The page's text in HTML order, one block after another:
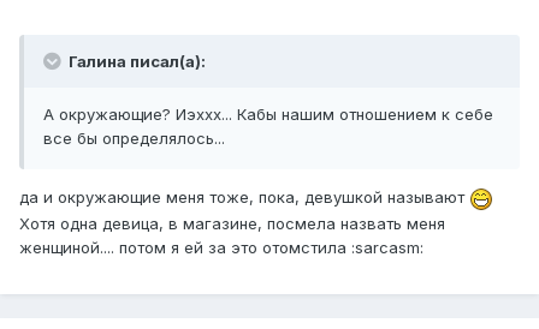
Галина писал(а):
А окружающие? Иэххх... Кабы нашим отношением к себе
все бы определялось...
да и окружающие меня тоже, пока, девушкой называют
Хотя одна девица, в магазине, посмела назвать меня
женщиной.... потом я ей за это отомстила :sarcasm: